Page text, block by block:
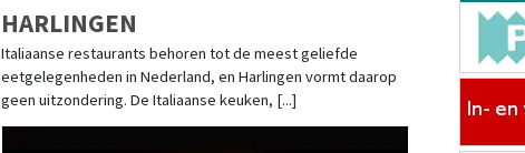
HARLINGEN
Italiaanse restaurants behoren tot de meest geliefde
eetgelegenheden in Nederland, en Harlingen vormt daarop
geen uitzondering. De Italiaanse keuken, [...]